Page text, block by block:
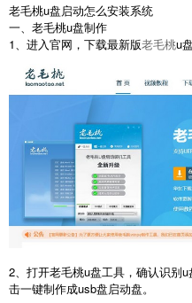
老毛桃u盘启动怎么安装系统
一、老毛桃u盘制作
1、进入官网，下载最新版老毛桃u
2、打开老毛桃u盘工具，确认识别
击一键制作成usb盘启动盘。